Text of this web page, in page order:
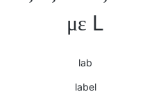
με L
lab
label